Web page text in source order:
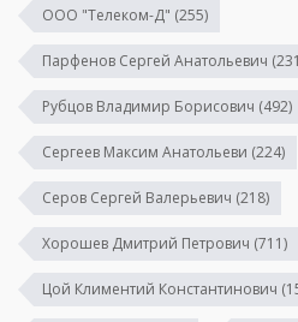
ООО "Телеком-Д" (255)
Парфенов Сергей Анатольевич
Рубцов Владимир Борисович (492)
Сергеев Максим Анатольеви (224)
Серов Сергей Валерьевич (218)
Хорошев Дмитрий Петрович (711)
Цой Климентий Константинович